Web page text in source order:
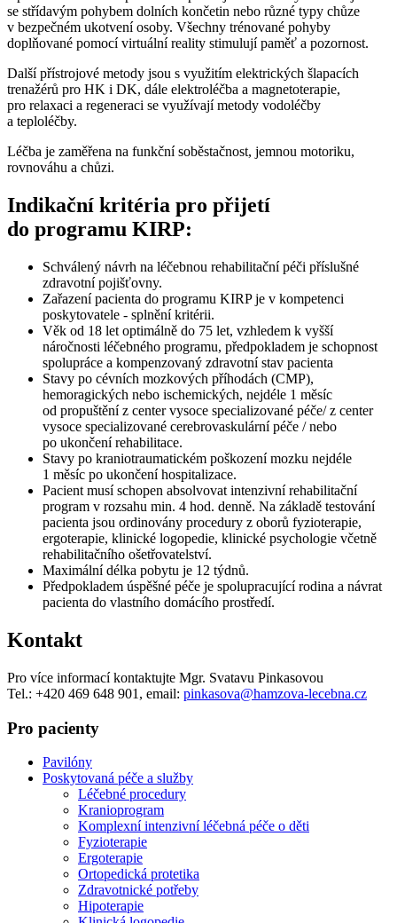
se střídavým pohybem dolních končetin nebo různé typy chůze
v bezpečném ukotvení osoby. Všechny trénované pohyby
doplňované pomocí virtuální reality stimulují paměť a pozornost.
Další přístrojové metody jsou s využitím elektrických šlapacích
trenažérů pro HK i DK, dále elektroléčba a magnetoterapie,
pro relaxaci a regeneraci se využívají metody vodoléčby
a teploléčby.
Léčba je zaměřena na funkční soběstačnost, jemnou motoriku,
rovnováhu a chůzi.
Indikační kritéria pro přijetí
do programu KIRP:
Schválený návrh na léčebnou rehabilitační péči příslušné
zdravotní pojišťovny.
Zařazení pacienta do programu KIRP je v kompetenci
poskytovatele - splnění kritérii.
Věk od 18 let optimálně do 75 let, vzhledem k vyšší
náročnosti léčebného programu, předpokladem je schopnost
spolupráce a kompenzovaný zdravotní stav pacienta
Stavy po cévních mozkových příhodách (CMP),
hemoragických nebo ischemických, nejdéle 1 měsíc
od propuštění z center vysoce specializované péče/ z center
vysoce specializované cerebrovaskulární péče / nebo
po ukončení rehabilitace.
Stavy po kraniotraumatickém poškození mozku nejdéle
1 měsíc po ukončení hospitalizace.
Pacient musí schopen absolvovat intenzivní rehabilitační
program v rozsahu min. 4 hod. denně. Na základě testování
pacienta jsou ordinovány procedury z oborů fyzioterapie,
ergoterapie, klinické logopedie, klinické psychologie včetně
rehabilitačního ošetřovatelství.
Maximální délka pobytu je 12 týdnů.
Předpokladem úspěšné péče je spolupracující rodina a návrat
pacienta do vlastního domácího prostředí.
Kontakt
Pro více informací kontaktujte Mgr. Svatavu Pinkasovou
Tel.: +420 469 648 901, email: pinkasova@hamzova-lecebna.cz
Pro pacienty
Pavilóny
Poskytovaná péče a služby
Léčebné procedury
Kranioprogram
Komplexní intenzivní léčebná péče o děti
Fyzioterapie
Ergoterapie
Ortopedická protetika
Zdravotnické potřeby
Hipoterapie